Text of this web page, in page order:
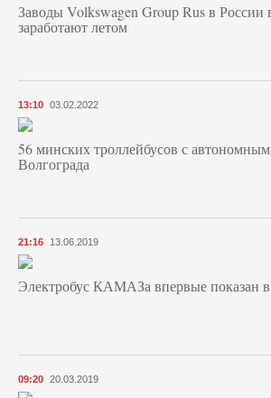
Заводы Volkswagen Group Rus в России
заработают летом
13:10 03.02.2022
56 минских троллейбусов с
Волгограда
21:16 13.06.2019
Электробус КАМАЗа впервые показан
09:20 20.03.2019